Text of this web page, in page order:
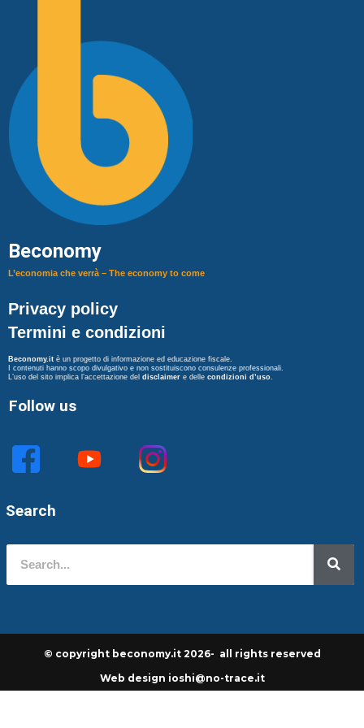
Beconomy
L’economia che verrà – The economy to come
Privacy policy
Termini e condizioni
Beconomy.it è un progetto di informazione ed educazione fiscale.
I contenuti hanno scopo divulgativo e non sostituiscono consulenze professionali.
L’uso del sito implica l’accettazione del disclaimer e delle condizioni d’uso
Follow us
Search
© copyright beconomy.it 2026- all rights reserved
Web design ioshi@no-trace.it